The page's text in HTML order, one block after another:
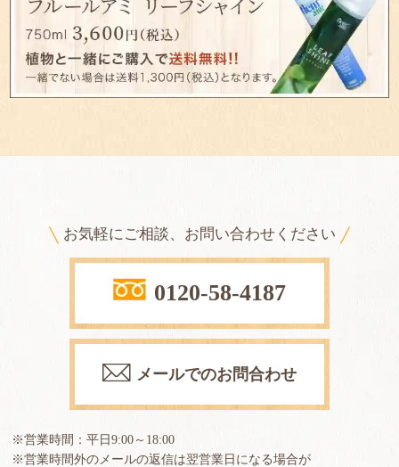
お気軽にご相談、お問い合わせください
0120-58-4187
メールでのお問合わせ
※営業時間：平日9:00～18:00
※営業時間外のメールの返信は翌営業日になる場合が